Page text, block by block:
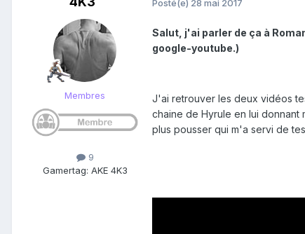
Membres
9
Gamertag: AKE 4K3
Posté(e) 28 mai 2017
Salut, j'ai parler de ça à
google-youtube.)
J'ai retrouver les deux vidéos
chaine de Hyrule en lui
plus pousser qui m'a servi de